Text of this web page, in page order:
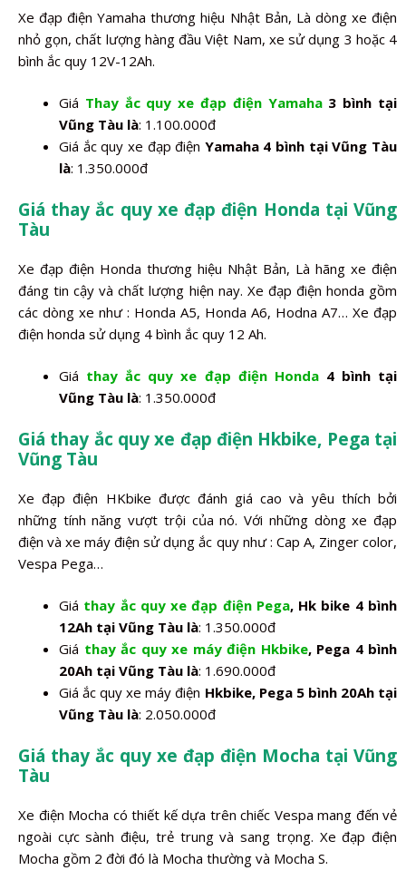
Xe đạp điện Yamaha thương hiệu Nhật Bản, Là dòng xe điện
nhỏ gọn, chất lượng hàng đầu Việt Nam, xe sử dụng 3 hoặc 4
bình ắc quy 12V-12Ah.
Giá Thay ắc quy xe đạp điện Yamaha3 bình tại
Vũng Tàu là: 1.100.000đ
Giá ắc quy xe đạp điện Yamaha 4 bình tại Vũng Tàu
là: 1.350.000đ
Giá thay ắc quy xe đạp điện Honda tại Vũng
Tàu
Xe đạp điện Honda thương hiệu Nhật Bản, Là hãng xe điện
đáng tin cậy và chất lượng hiện nay. Xe đạp điện honda gồm
các dòng xe như : Honda A5, Honda A6, Hodna A7… Xe đạp
điện honda sử dụng 4 bình ắc quy 12 Ah.
Giá thay ắc quy xe đạp điện Honda4 bình tại
Vũng Tàu là: 1.350.000đ
Giá thay ắc quy xe đạp điện Hkbike, Pega tại
Vũng Tàu
Xe đạp điện HKbike được đánh giá cao và yêu thích bởi
những tính năng vượt trội của nó. Với những dòng xe đạp
điện và xe máy điện sử dụng ắc quy như : Cap A, Zinger color,
Vespa Pega…
Giá thay ắc quy xe đạp điện Pega, Hk bike 4 bình
12Ah tại Vũng Tàu là: 1.350.000đ
Giá thay ắc quy xe máy điện Hkbike, Pega 4 bình
20Ah tại Vũng Tàu là: 1.690.000đ
Giá ắc quy xe máy điện Hkbike, Pega 5 bình 20Ah tại
Vũng Tàu là: 2.050.000đ
Giá thay ắc quy xe đạp điện Mocha tại Vũng
Tàu
Xe điện Mocha có thiết kế dựa trên chiếc Vespa mang đến vẻ
ngoài cực sành điệu, trẻ trung và sang trọng. Xe đạp điện
Mocha gồm 2 đời đó là Mocha thường và Mocha S.